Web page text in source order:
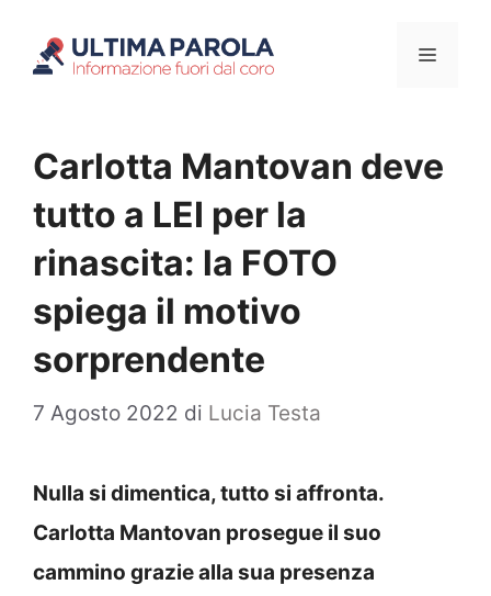
Menu
Carlotta Mantovan deve
tutto a LEI per la
rinascita: la FOTO
spiega il motivo
sorprendente
7 Agosto 2022 di Lucia Testa
Nulla si dimentica, tutto si affronta.
Carlotta Mantovan prosegue il suo
cammino grazie alla sua presenza